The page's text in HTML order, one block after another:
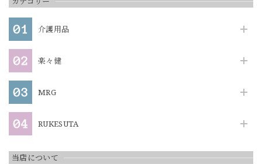
介護用品
楽々健
MRG
RUKESUTA
当店について